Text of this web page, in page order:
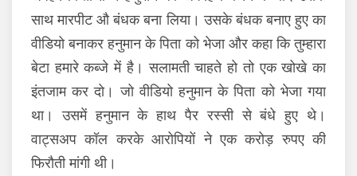
साथ मारपीट औ बंधक बना लिया। उसके बंधक बनाए हुए का
वीडियो बनाकर हनुमान के पिता को भेजा और कहा कि तुम्हारा
बेटा हमारे कब्जे में है। सलामती चाहते हो तो एक खोखे का
इंतजाम कर दो। जो वीडियो हनुमान के पिता को भेजा गया
था। उसमें हनुमान के हाथ पैर रस्सी से बंधे हुए थे।
वाट्सअप कॉल करके आरोपियों ने एक करोड़ रुपए की
फिरौती मांगी थी।